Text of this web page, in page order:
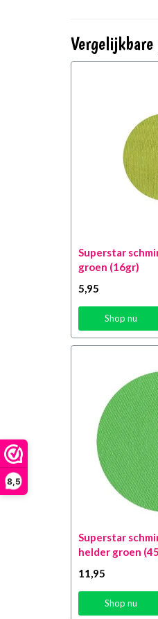
8,5
Superstar
groen (16gr)
5,95
Shop nu
Superstar
helder groen
11 ,95
Shop nu